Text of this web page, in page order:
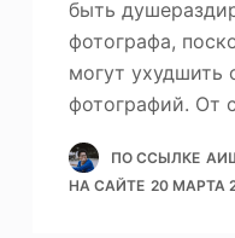
быть
фотографа,
могут ухудшить
фотографий. От
ПО ССЫЛКЕ
НА САЙТЕ 20 МАРТА